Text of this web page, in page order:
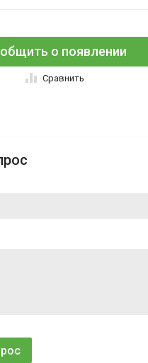
о появлении
Сравнить